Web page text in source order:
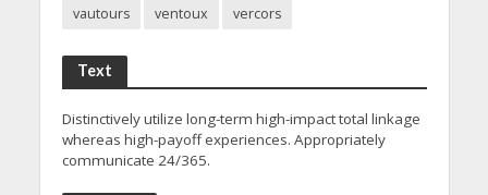
vautours
ventoux vercors
Text
Distinctively utilize long-term high-impact total linkage
whereas high-payoff experiences. Appropriately
communicate 24/365.